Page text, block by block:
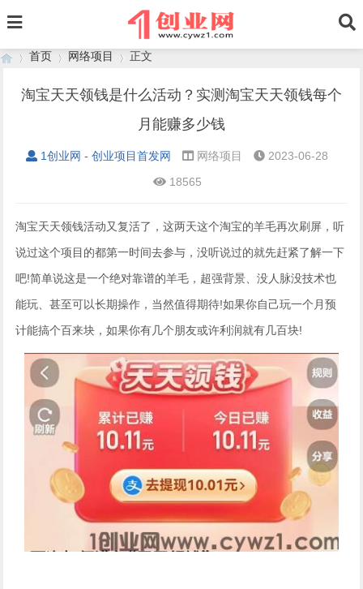
首页 网络项目 正文
淘宝天天领钱是什么活动？实测淘宝天天领钱每个
月能赚多少钱
1创业网 - 创业项目首发网 网络项目
2023-06-28
18565
淘宝天天领钱活动又复活了，这两天这个淘宝的羊毛再次刷屏，听
说过这个项目的都第一时间去参与，没听说过的就先赶紧了解一下
吧!简单说这是一个绝对靠谱的羊毛，超强背景、没人脉没技术也
能玩、甚至可以长期操作，当然值得期待!如果你自己玩一个月预
计能搞个百来块，如果你有几个朋友或许利润就有几百块!